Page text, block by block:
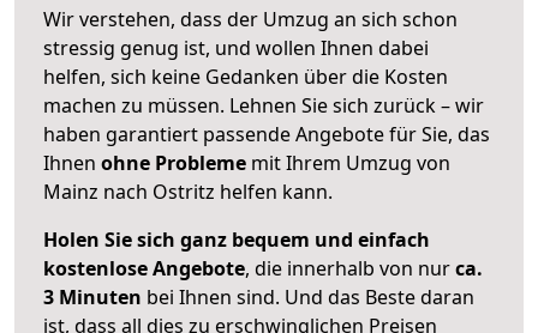
Wir verstehen, dass der Umzug an sich schon
stressig genug ist, und wollen Ihnen dabei
helfen, sich keine Gedanken über die Kosten
machen zu müssen. Lehnen Sie sich zurück – wir
haben garantiert passende Angebote für Sie, das
Ihnen ohne Probleme mit Ihrem Umzug von
Mainz nach Ostritz helfen kann.
Holen Sie sich ganz bequem und einfach
kostenlose Angebote, die innerhalb von nurca.
3 Minuten bei Ihnen sind. Und das Beste daran
ist, dass all dies zu erschwinglichen Preisen